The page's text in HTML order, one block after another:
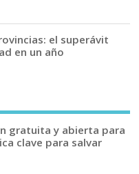
el superávit
en un año
gratuita y abierta para
clave para salvar